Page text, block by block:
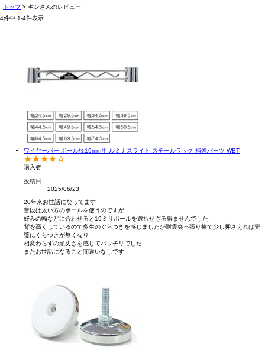
トップ
キンさんのレビュー
4件中 1-4件表示
ワイヤーバー ポール径19mm用 ルミナスライト スチールラック 補強パーツ WBT
購入者
投稿日
2025/06/23
20年来お世話になってます
普段は太い方のポールを使うのですが
好みの幅などに合わせると19ミリポールを選択せざる得ませんでした
背を高くしているので多生のぐらつきを感じましたが耐震突っ張り棒で少し押さえれば完
璧にぐらつきが無くなり
相変わらずの頑丈さを感じてバッチリでした
またお世話になること間違いなしです